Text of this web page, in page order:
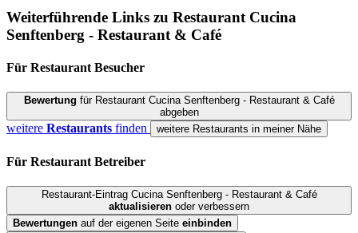
Weiterführende Links zu Restaurant Cucina
Senftenberg - Restaurant & Café
Für Restaurant Besucher
Bewertung für Restaurant Cucina Senftenberg - Restaurant & Café
abgeben
weitere Restaurants finden weitere Restaurants in meiner Nähe
Für Restaurant Betreiber
Restaurant-Eintrag Cucina Senftenberg - Restaurant & Café
aktualisieren oder verbessern
Bewertungen auf der eigenen Seite einbinden